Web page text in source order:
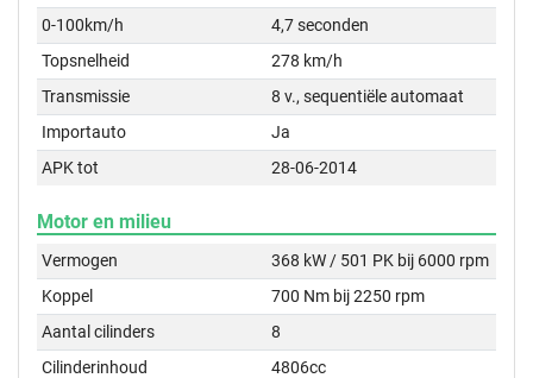
0-100km/h
4,7 seconden
Topsnelheid
278 km/h
Transmissie
8 v., sequentiële automaat
Importauto
Ja
APK tot
28-06-2014
Motor en milieu
Vermogen
368 kW / 501 PK bij 6000 rpm
Koppel
700 Nm bij 2250 rpm
Aantal cilinders
8
Cilinderinhoud
4806cc